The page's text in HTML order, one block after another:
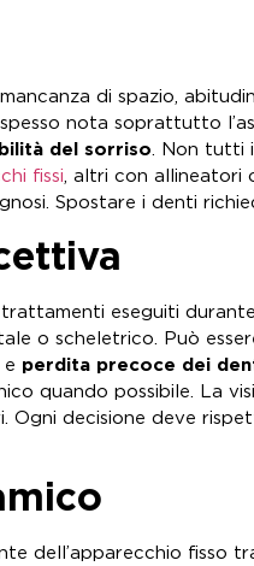
di spazio,
nota soprattutto
del sorriso. Non tutti
fissi, altri con allineatori
Spostare i denti
eseguiti
o scheletrico. Può
e perdita precoce dei
quando possibile. La
decisione deve
dell’apparecchio fisso